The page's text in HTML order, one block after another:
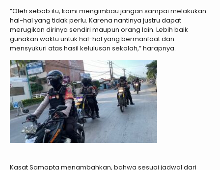
“Oleh sebab itu, kami mengimbau jangan sampai melakukan
hal-hal yang tidak perlu. Karena nantinya justru dapat
merugikan dirinya sendiri maupun orang lain. Lebih baik
gunakan waktu untuk hal-hal yang bermanfaat dan
mensyukuri atas hasil kelulusan sekolah,” harapnya.
Kasat Samapta menambahkan, bahwa sesuai jadwal dari